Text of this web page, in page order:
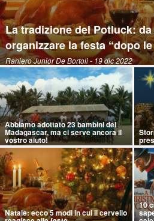
La tradizione del Potluck:
organizzare la festa “dopo
Raniero Junior De Bortoli- 19 dic 2022
Abbiamo adottato 23 bambini del
Madagascar, ma ci serve ancora il
vostro aiuto!
Natale: ecco 5 modi in cui il cervello
10